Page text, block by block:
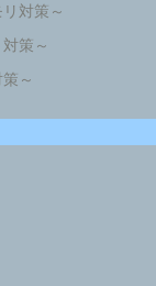
対策～
策～
～